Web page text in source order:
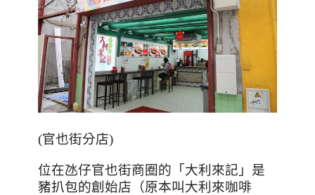
(官也街分店)
位在氹仔官也街商圈的「大利來記」是
豬扒包的創始店（原本叫大利來咖啡